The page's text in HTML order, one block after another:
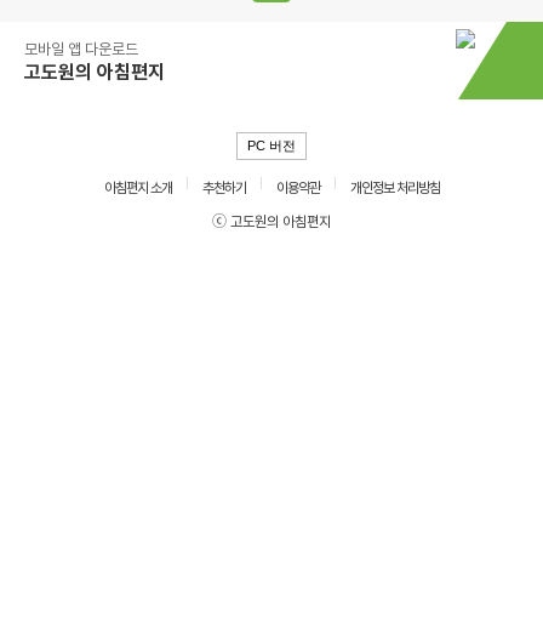
모바일 앱 다운로드
고도원의 아침편지
PC 버전
아침편지 소개 추천하기 이용약관
개인정보 처리방침
ⓒ 고도원의 아침편지